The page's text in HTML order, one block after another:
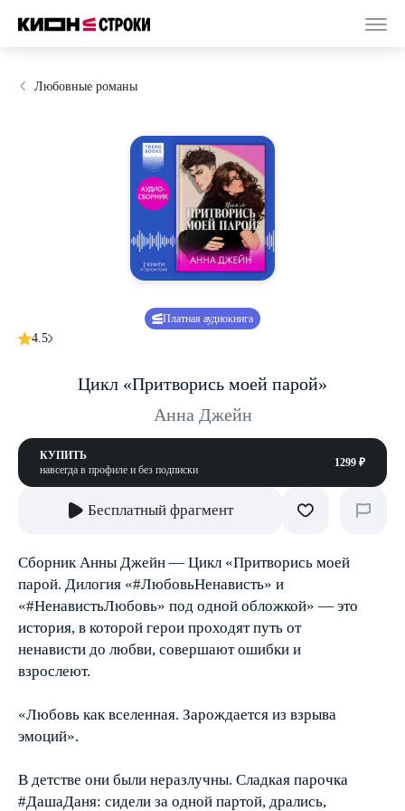
Любовные романы
Платная аудиокнига
4.5
Цикл «Притворись моей парой»
Анна Джейн
КУПИТЬ
навсегда в профиле и без подписки
1299 ₽
Бесплатный фрагмент
Сборник Анны Джейн — Цикл «Притворись моей
парой. Дилогия «#ЛюбовьНенависть» и
«#НенавистьЛюбовь» под одной обложкой» — это
история, в которой герои проходят путь от
ненависти до любви, совершают ошибки и
взрослеют.
«Любовь как вселенная. Зарождается из взрыва
эмоций».
В детстве они были неразлучны. Сладкая парочка
#ДашаДаня: сидели за одной партой, дрались,